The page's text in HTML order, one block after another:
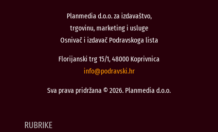
Planmedia d.o.o. za izdavaštvo,
trgovinu, marketing i usluge
Osnivač i izdavač Podravskoga lista
Florijanski trg 15/1, 48000 Koprivnica
rh.iksvardop
@ofni
Sva prava pridržana © 2026. Planmedia d.o.o.
RUBRIKE